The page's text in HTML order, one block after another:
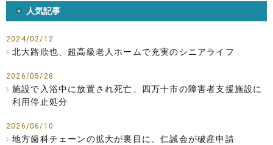
人気記事
2024/02/12
北大路欣也、超高級老人ホームで充実のシニアライフ
2026/05/28
施設で入浴中に放置され死亡、四万十市の障害者支援施設に
利用停止処分
2026/06/10
地方歯科チェーンの拡大が裏目に、仁誠会が破産申請